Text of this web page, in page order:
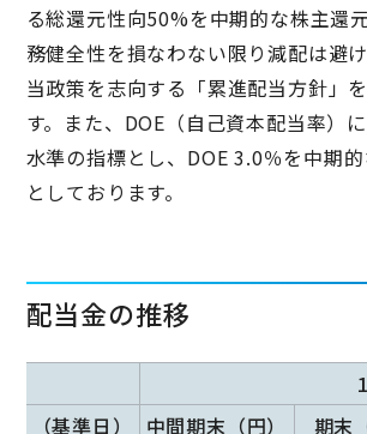
る総還元性向50%を中期的な株主還
務健全性を損なわない限り減配は避
当政策を志向する「累進配当方針」
す。また、DOE（自己資本配当率）
水準の指標とし、DOE 3.0％を中期
としております。
配当金の推移
（基準日）
中間期末（円） 期末